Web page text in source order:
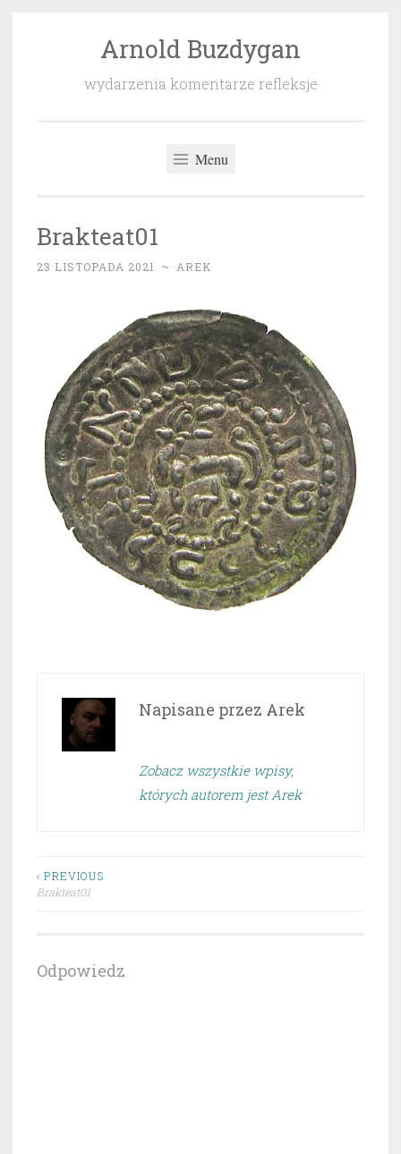
Arnold Buzdygan
wydarzenia komentarze refleksje
Menu
Brakteat01
23 LISTOPADA 2021 ~ AREK
Napisane przez Arek
Zobacz wszystkie wpisy,
których autorem jest Arek
Nawigacja
‹ PREVIOUS
Brakteat01
Odpowiedz